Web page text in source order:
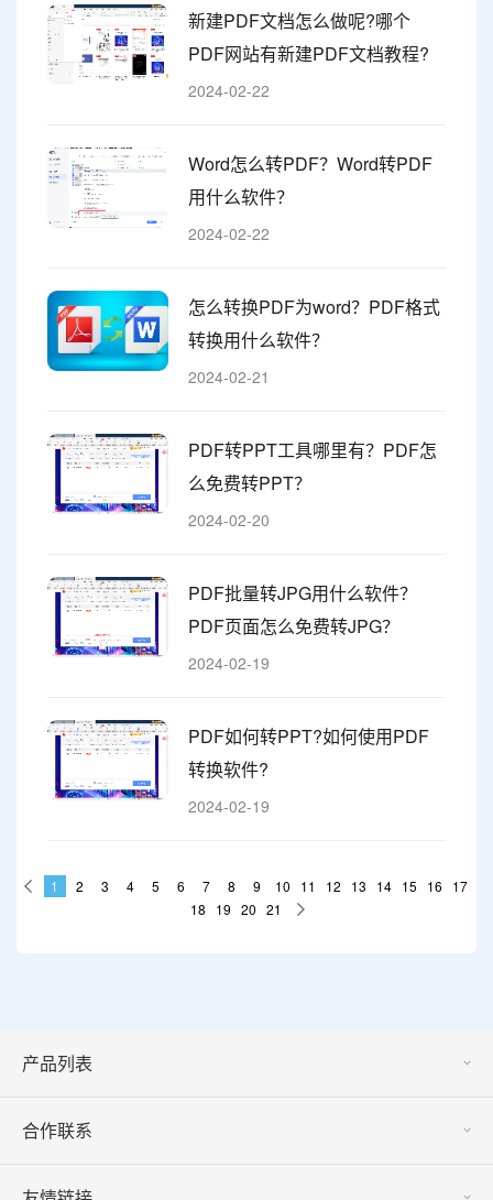
新建PDF文档怎么做呢?哪个
PDF网站有新建PDF文档教程?
2024-02-22
Word怎么转PDF？Word转PDF
用什么软件？
2024-02-22
怎么转换PDF为word？PDF格式
转换用什么软件？
2024-02-21
PDF转PPT工具哪里有？PDF怎
么免费转PPT？
2024-02-20
PDF批量转JPG用什么软件？
PDF页面怎么免费转JPG？
2024-02-19
PDF如何转PPT?如何使用PDF
转换软件?
2024-02-19
1 2 3 4 5 6 7 8 9 10 11 12 13 14 15 16
17
18
19 20 21
产品列表
合作联系